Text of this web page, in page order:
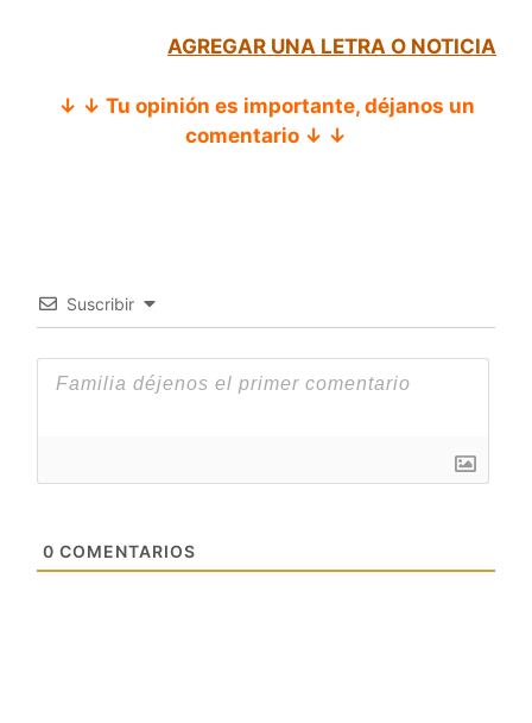
AGREGAR UNA LETRA O NOTICIA
↓ ↓ Tu opinión es importante, déjanos un
comentario ↓ ↓
Suscribir
0 COMENTARIOS